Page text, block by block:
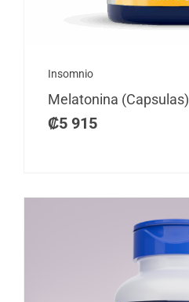
Insomnio
Melatonina (Capsulas)
₡5 915